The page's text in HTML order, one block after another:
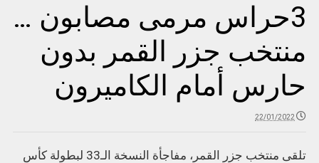
3حراس مرمى مصابون …
منتخب جزر القمر بدون
حارس أمام الكاميرون
22/01/2022
تلقى منتخب جزر القمر، مفاجأة النسخة الـ33 لبطولة كأس